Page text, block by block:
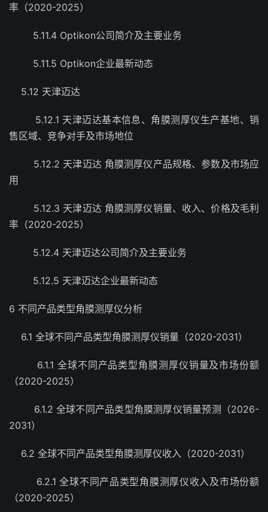
率（2020-2025）
5.11.4 Optikon公司简介及主要业务
5.11.5 Optikon企业最新动态
5.12 天津迈达
5.12.1 天津迈达基本信息、角膜测厚仪生产基地、销
售区域、竞争对手及市场地位
5.12.2 天津迈达 角膜测厚仪产品规格、参数及市场应
用
5.12.3 天津迈达 角膜测厚仪销量、收入、价格及毛利
率（2020-2025）
5.12.4 天津迈达公司简介及主要业务
5.12.5 天津迈达企业最新动态
6 不同产品类型角膜测厚仪分析
6.1 全球不同产品类型角膜测厚仪销量（2020-2031）
6.1.1 全球不同产品类型角膜测厚仪销量及市场份额
（2020-2025）
6.1.2 全球不同产品类型角膜测厚仪销量预测（2026-
2031）
6.2 全球不同产品类型角膜测厚仪收入（2020-2031）
6.2.1 全球不同产品类型角膜测厚仪收入及市场份额
（2020-2025）